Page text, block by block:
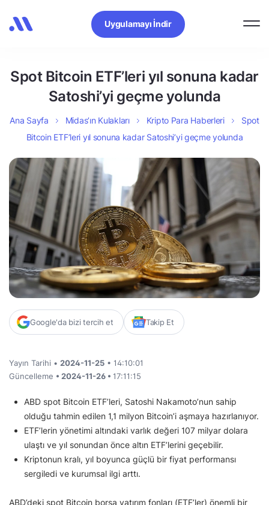
Uygulamayı İndir
Spot Bitcoin ETF’leri yıl sonuna kadar
Satoshi’yi geçme yolunda
Ana Sayfa Midas’ın Kulakları Kripto Para Haberleri
Spot
Bitcoin ETF’leri yıl sonuna kadar Satoshi’yi geçme yolunda
Google'da bizi tercih et Takip Et
Yayın Tarihi • 2024-11-25 • 14:10:01
Güncelleme • 2024-11-26 • 17:11:15
ABD spot Bitcoin ETF’leri, Satoshi Nakamoto’nun sahip
olduğu tahmin edilen 1,1 milyon Bitcoin’i aşmaya hazırlanıyor.
ETF’lerin yönetimi altındaki varlık değeri 107 milyar dolara
ulaştı ve yıl sonundan önce altın ETF’lerini geçebilir.
Kriptonun kralı, yıl boyunca güçlü bir fiyat performansı
sergiledi ve kurumsal ilgi arttı.
ABD’deki spot Bitcoin borsa yatırım fonları (ETF’ler) önemli bir